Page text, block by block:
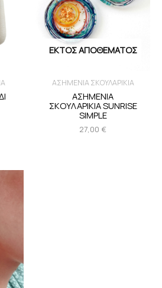
ΕΚΤΌΣ ΑΠΟΘΈΜΑΤΟΣ
ΑΣΗΜΕΝΙΑ ΣΚΟΥΛΑΡΙΚΙΑ
ΑΣΗΜΕΝΙΑ
ΣΚΟΥΛΑΡΙΚΙΑ SUNRISE
SIMPLE
27,00 €